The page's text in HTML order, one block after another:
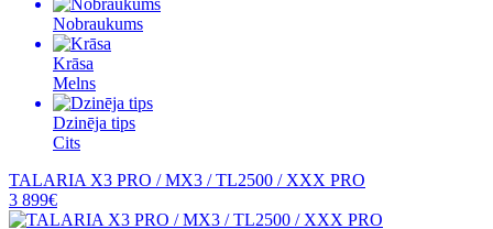
Nobraukums
Krāsa
Melns
Dzinēja tips
Cits
TALARIA X3 PRO / MX3 / TL2500 / XXX PRO
3 899€